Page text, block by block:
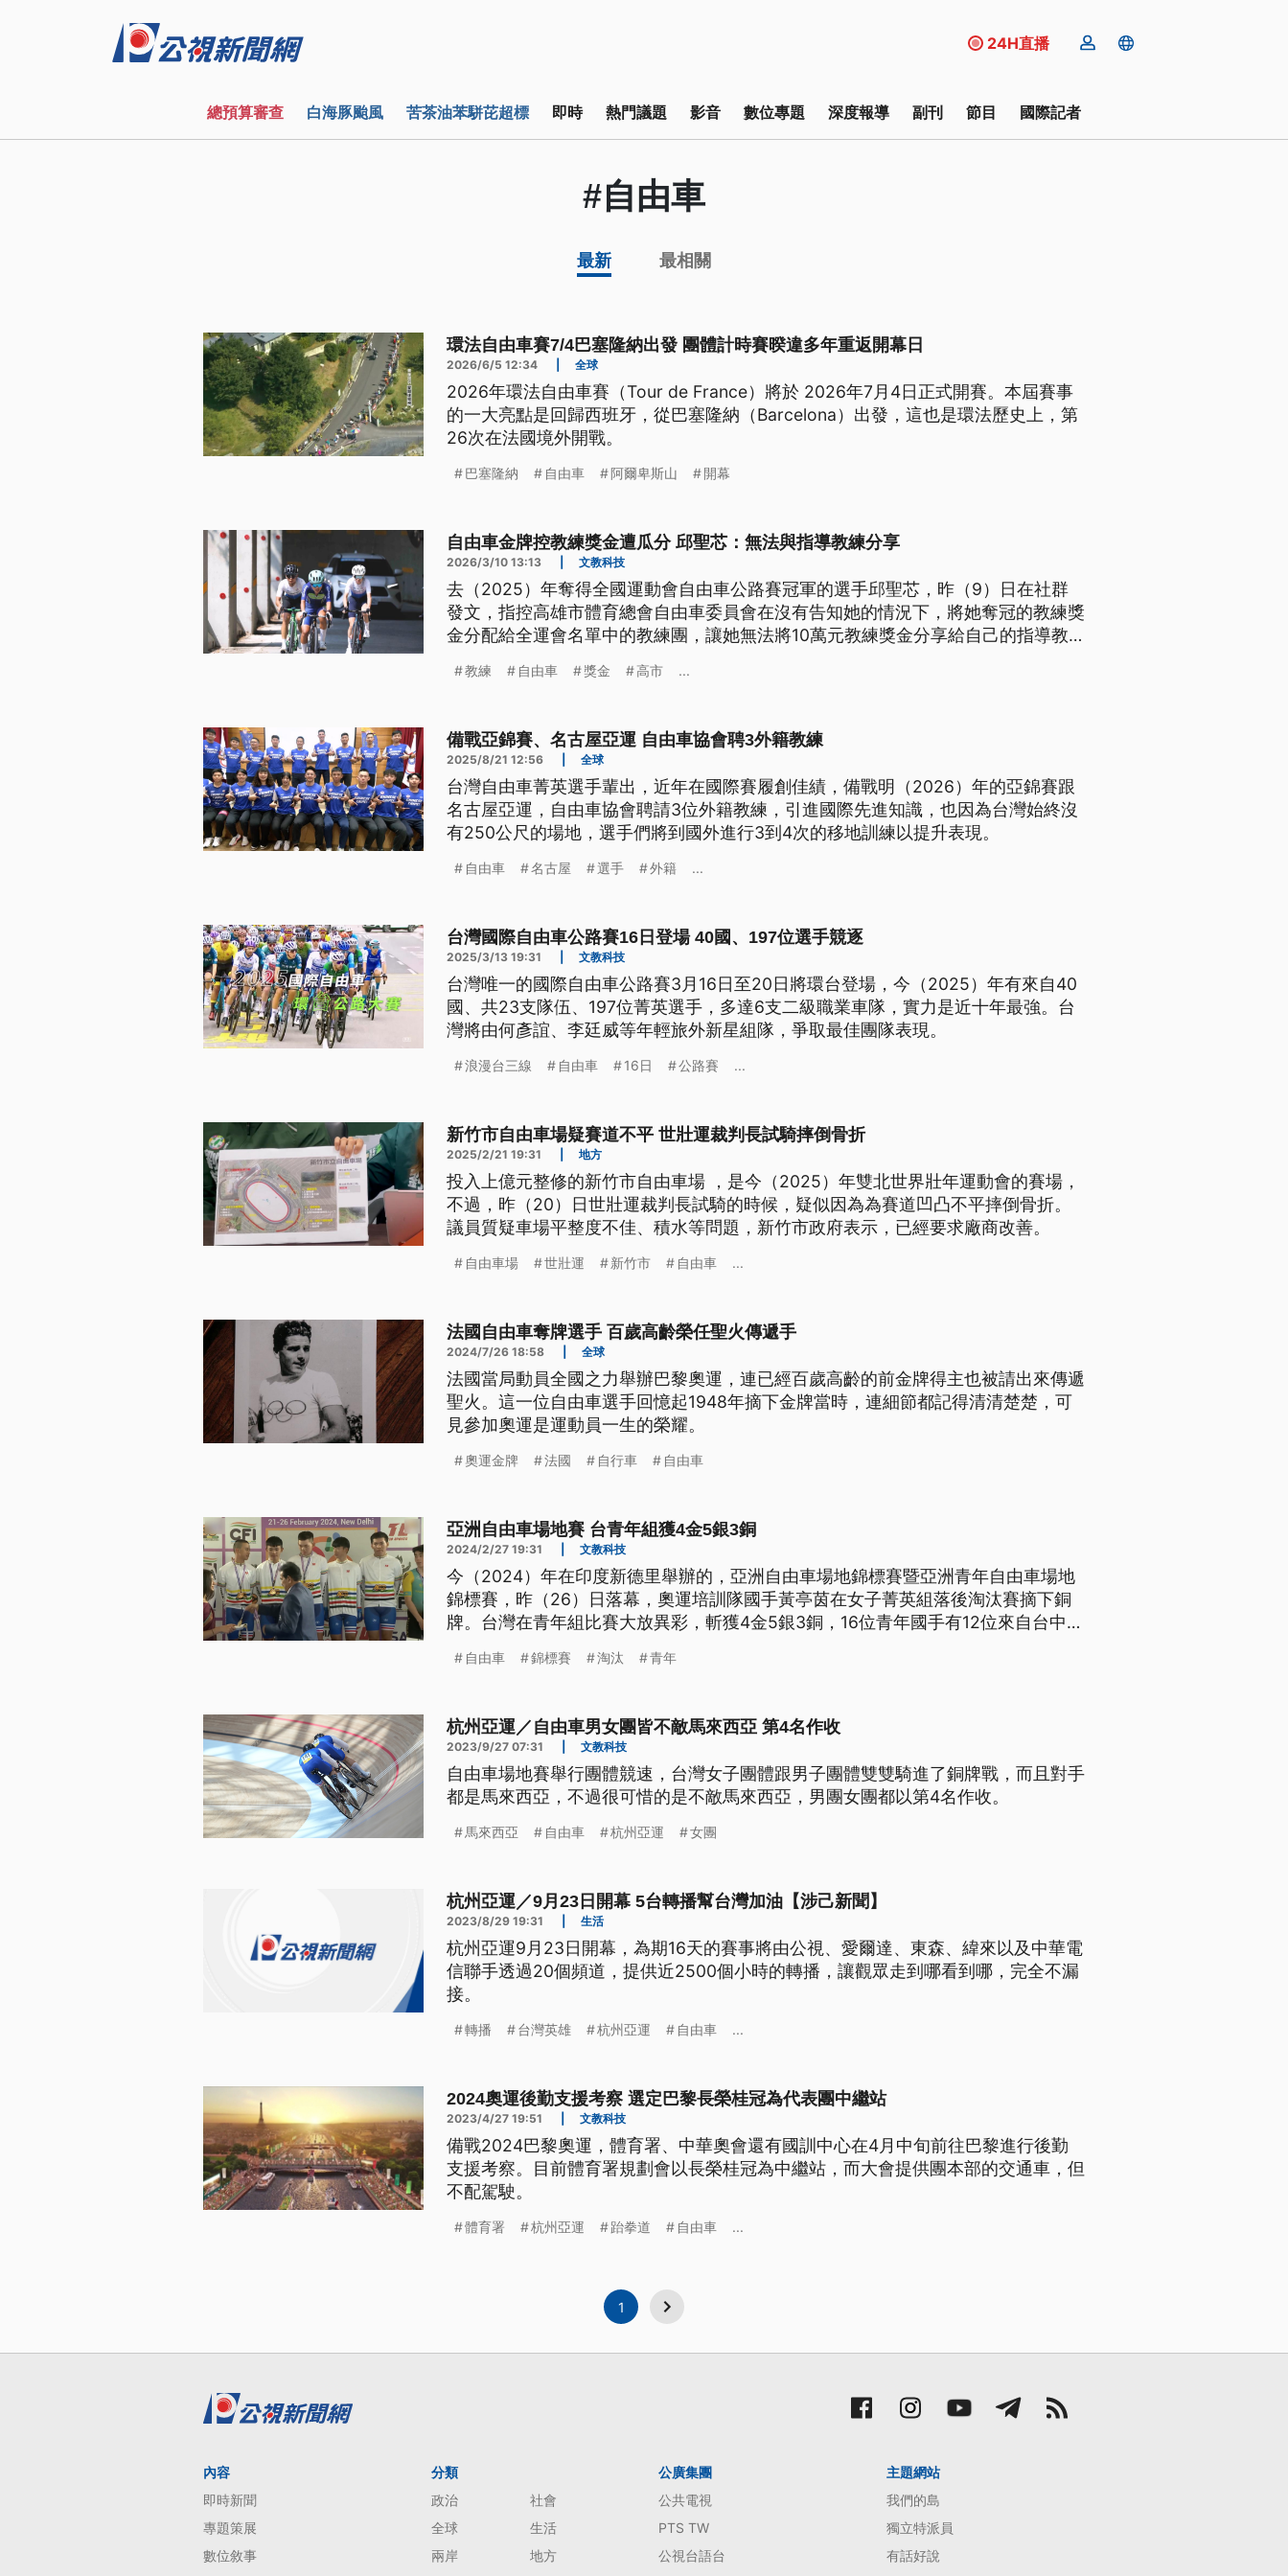
24H直播
總預算審查 白海豚颱風 苦茶油苯駢芘超標 即時 熱門議題 影音 數位專題 深度報導 副刊 節目 國際記者
#自由車
最新 最相關
環法自由車賽7/4巴塞隆納出發 團體計時賽暌違多年重返開幕日
2026/6/5 12:34 全球
2026年環法自由車賽（Tour de France）將於 2026年7月4日正式開賽。本屆賽事
的一大亮點是回歸西班牙，從巴塞隆納（Barcelona）出發，這也是環法歷史上，第
26次在法國境外開戰。
巴塞隆納 自由車 阿爾卑斯山 開幕
自由車金牌控教練獎金遭瓜分 邱聖芯：無法與指導教練分享
2026/3/10 13:13 文教科技
去（2025）年奪得全國運動會自由車公路賽冠軍的選手邱聖芯，昨（9）日在社群
發文，指控高雄市體育總會自由車委員會在沒有告知她的情況下，將她奪冠的教練獎
金分配給全運會名單中的教練團，讓她無法將10萬元教練獎金分享給自己的指導教
回應，邱姓選手的訓練教練沒入選這屆代表隊教練，才不符合獎金申請資格，會針對
教練 自由車 獎金 高市 ...
備戰亞錦賽、名古屋亞運 自由車協會聘3外籍教練
2025/8/21 12:56 全球
台灣自由車菁英選手輩出，近年在國際賽履創佳績，備戰明（2026）年的亞錦賽跟
名古屋亞運，自由車協會聘請3位外籍教練，引進國際先進知識，也因為台灣始終沒
有250公尺的場地，選手們將到國外進行3到4次的移地訓練以提升表現。
自由車 名古屋 選手 外籍 ...
台灣國際自由車公路賽16日登場 40國、197位選手競逐
2025/3/13 19:31 文教科技
台灣唯一的國際自由車公路賽3月16日至20日將環台登場，今（2025）年有來自40
國、共23支隊伍、197位菁英選手，多達6支二級職業車隊，實力是近十年最強。台
灣將由何彥誼、李廷威等年輕旅外新星組隊，爭取最佳團隊表現。
浪漫台三線 自由車 16日 公路賽 ...
新竹市自由車場疑賽道不平 世壯運裁判長試騎摔倒骨折
2025/2/21 19:31 地方
投入上億元整修的新竹市自由車場 ，是今（2025）年雙北世界壯年運動會的賽場，
不過，昨（20）日世壯運裁判長試騎的時候，疑似因為為賽道凹凸不平摔倒骨折。
議員質疑車場平整度不佳、積水等問題，新竹市政府表示，已經要求廠商改善。
自由車場 世壯運 新竹市 自由車 ...
法國自由車奪牌選手 百歲高齡榮任聖火傳遞手
2024/7/26 18:58 全球
法國當局動員全國之力舉辦巴黎奧運，連已經百歲高齡的前金牌得主也被請出來傳遞
聖火。這一位自由車選手回憶起1948年摘下金牌當時，連細節都記得清清楚楚，可
見參加奧運是運動員一生的榮耀。
奧運金牌 法國 自行車 自由車
亞洲自由車場地賽 台青年組獲4金5銀3銅
2024/2/27 19:31 文教科技
今（2024）年在印度新德里舉辦的，亞洲自由車場地錦標賽暨亞洲青年自由車場地
錦標賽，昨（26）日落幕，奧運培訓隊國手黃亭茵在女子菁英組落後淘汰賽摘下銅
牌。台灣在青年組比賽大放異彩，斬獲4金5銀3銅，16位青年國手有12位來自台中的
自由車 錦標賽 淘汰 青年
杭州亞運／自由車男女團皆不敵馬來西亞 第4名作收
2023/9/27 07:31 文教科技
自由車場地賽舉行團體競速，台灣女子團體跟男子團體雙雙騎進了銅牌戰，而且對手
都是馬來西亞，不過很可惜的是不敵馬來西亞，男團女團都以第4名作收。
馬來西亞 自由車 杭州亞運 女團
杭州亞運／9月23日開幕 5台轉播幫台灣加油【涉己新聞】
2023/8/29 19:31 生活
杭州亞運9月23日開幕，為期16天的賽事將由公視、愛爾達、東森、緯來以及中華電
信聯手透過20個頻道，提供近2500個小時的轉播，讓觀眾走到哪看到哪，完全不漏
接。
轉播 台灣英雄 杭州亞運 自由車 ...
2024奧運後勤支援考察 選定巴黎長榮桂冠為代表團中繼站
2023/4/27 19:51 文教科技
備戰2024巴黎奧運，體育署、中華奧會還有國訓中心在4月中旬前往巴黎進行後勤
支援考察。目前體育署規劃會以長榮桂冠為中繼站，而大會提供團本部的交通車，但
不配駕駛。
體育署 杭州亞運 跆拳道 自由車 ...
1
內容
即時新聞
專題策展
數位敘事
分類
政治
社會
全球
生活
兩岸
地方
公廣集團
公共電視
PTS TW
公視台語台
主題網站
我們的島
獨立特派員
有話好說